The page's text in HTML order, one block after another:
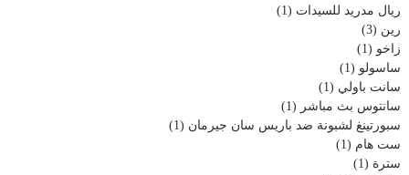
ريال مدريد للسيدات (1)
رين (3)
زاخو (1)
ساسولو (1)
سانت باولي (1)
سانتوس بث مباشر (1)
سبورتينغ لشبونة ضد باريس سان جيرمان (1)
ست هام (1)
سترة (1)